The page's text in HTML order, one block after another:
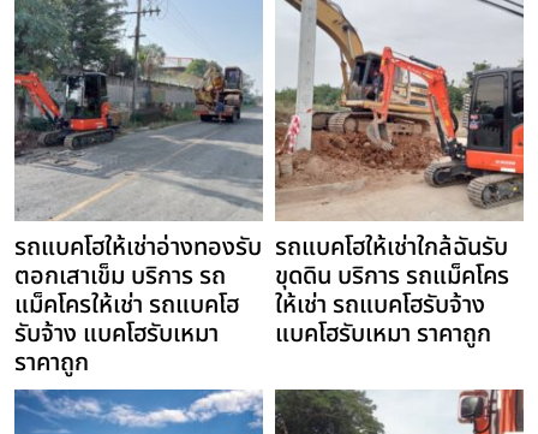
รถแบคโฮให้เช่าอ่างทองรับ
ตอกเสาเข็ม บริการ รถ
แม็คโครให้เช่า รถแบคโฮ
รับจ้าง แบคโฮรับเหมา
ราคาถูก
รถแบคโฮให้เช่าใกล้ฉันรับ
ขุดดิน บริการ รถแม็คโคร
ให้เช่า รถแบคโฮรับจ้าง
แบคโฮรับเหมา ราคาถูก